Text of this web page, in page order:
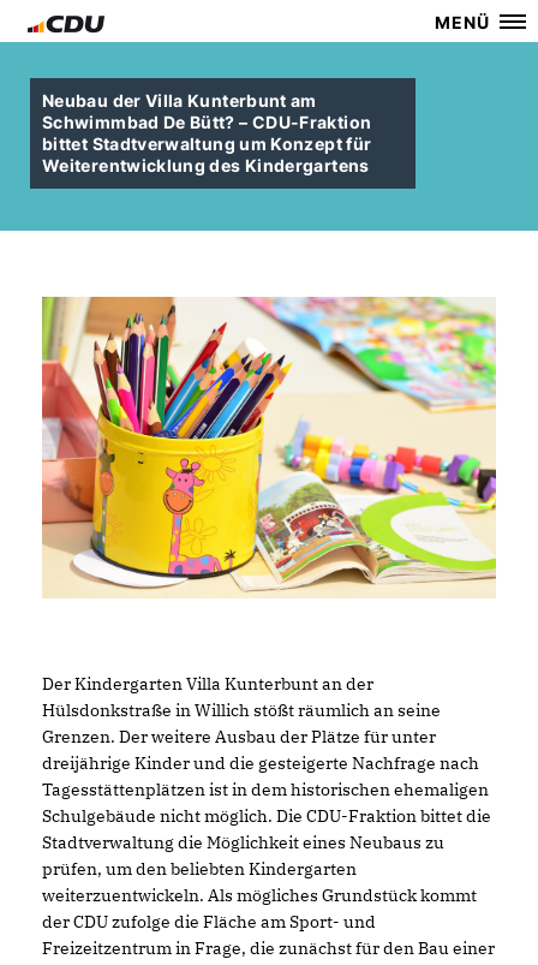
MENÜ
Neubau der Villa Kunterbunt am
Schwimmbad De Bütt? – CDU-Fraktion
bittet Stadtverwaltung um Konzept für
Weiterentwicklung des Kindergartens
Der Kindergarten Villa Kunterbunt an der
Hülsdonkstraße in Willich stößt räumlich an seine
Grenzen. Der weitere Ausbau der Plätze für unter
dreijährige Kinder und die gesteigerte Nachfrage nach
Tagesstättenplätzen ist in dem historischen ehemaligen
Schulgebäude nicht möglich. Die CDU-Fraktion bittet die
Stadtverwaltung die Möglichkeit eines Neubaus zu
prüfen, um den beliebten Kindergarten
weiterzuentwickeln. Als mögliches Grundstück kommt
der CDU zufolge die Fläche am Sport- und
Freizeitzentrum in Frage, die zunächst für den Bau einer